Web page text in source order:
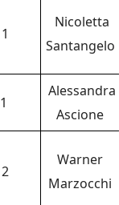
1
Nicoletta
Santangelo
1
Alessandra
Ascione
2
Warner
Marzocchi